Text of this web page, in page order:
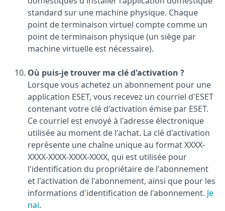
standard sur une machine physique. Chaque
point de terminaison virtuel compte comme un
point de terminaison physique (un siège par
machine virtuelle est nécessaire).
Où puis-je trouver ma clé d'activation ?
Lorsque vous achetez un abonnement pour une
application ESET, vous recevez un courriel d'ESET
contenant votre clé d'activation émise par ESET.
Ce courriel est envoyé à l'adresse électronique
utilisée au moment de l'achat. La clé d'activation
représente une chaîne unique au format XXXX-
XXXX-XXXX-XXXX-XXXX, qui est utilisée pour
l'identification du propriétaire de l'abonnement
et l'activation de l'abonnement, ainsi que pour les
informations d'identification de l'abonnement. Je
nai.